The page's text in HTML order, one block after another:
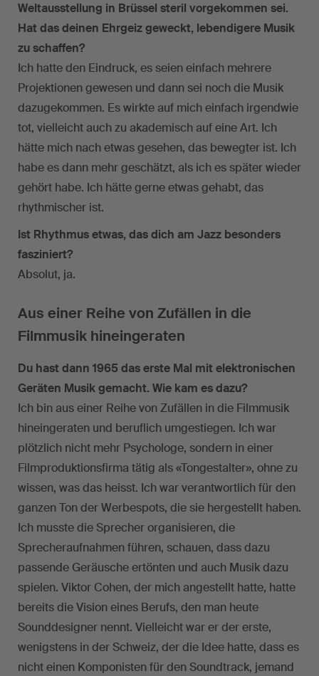
Weltausstellung in Brüssel steril vorgekommen sei.
Hat das deinen Ehrgeiz geweckt, lebendigere Musik
zu schaffen?
Ich hatte den Eindruck, es seien einfach mehrere
Projektionen gewesen und dann sei noch die Musik
dazugekommen. Es wirkte auf mich einfach irgendwie
tot, vielleicht auch zu akademisch auf eine Art. Ich
hätte mich nach etwas gesehen, das bewegter ist. Ich
habe es dann mehr geschätzt, als ich es später wieder
gehört habe. Ich hätte gerne etwas gehabt, das
rhythmischer ist.
Ist Rhythmus etwas, das dich am Jazz besonders
fasziniert?
Absolut, ja.
Aus einer Reihe von Zufällen in die
Filmmusik hineingeraten
Du hast dann 1965 das erste Mal mit elektronischen
Geräten Musik gemacht. Wie kam es dazu?
Ich bin aus einer Reihe von Zufällen in die Filmmusik
hineingeraten und beruflich umgestiegen. Ich war
plötzlich nicht mehr Psychologe, sondern in einer
Filmproduktionsfirma tätig als «Tongestalter», ohne zu
wissen, was das heisst. Ich war verantwortlich für den
ganzen Ton der Werbespots, die sie hergestellt haben.
Ich musste die Sprecher organisieren, die
Sprecheraufnahmen führen, schauen, dass dazu
passende Geräusche ertönten und auch Musik dazu
spielen. Viktor Cohen, der mich angestellt hatte, hatte
bereits die Vision eines Berufs, den man heute
Sounddesigner nennt. Vielleicht war er der erste,
wenigstens in der Schweiz, der die Idee hatte, dass es
nicht einen Komponisten für den Soundtrack, jemand